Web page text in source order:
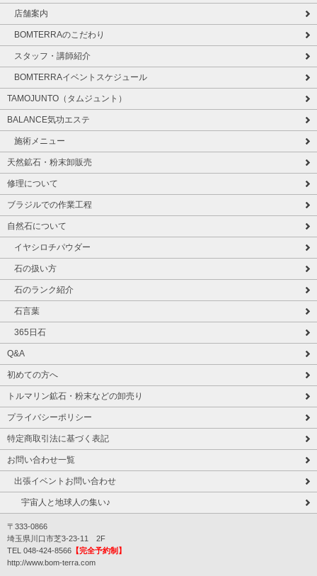
店舗案内
BOMTERRAのこだわり
スタッフ・講師紹介
BOMTERRAイベントスケジュール
TAMOJUNTO（タムジュント）
BALANCE気功エステ
施術メニュー
天然鉱石・粉末卸販売
修理について
ブラジルでの作業工程
自然石について
イヤシロチパウダー
石の扱い方
石のランク紹介
石言葉
365日石
Q&A
初めての方へ
トルマリン鉱石・粉末などの卸売り
プライバシーポリシー
特定商取引法に基づく表記
お問い合わせ一覧
出張イベントお問い合わせ
宇宙人と地球人の集い♪
〒333-0866
埼玉県川口市芝3-23-11 2F
TEL 048-424-8566 【完全予約制】
http://www.bom-terra.com